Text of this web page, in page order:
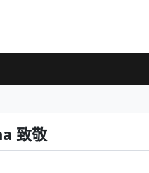
致敬